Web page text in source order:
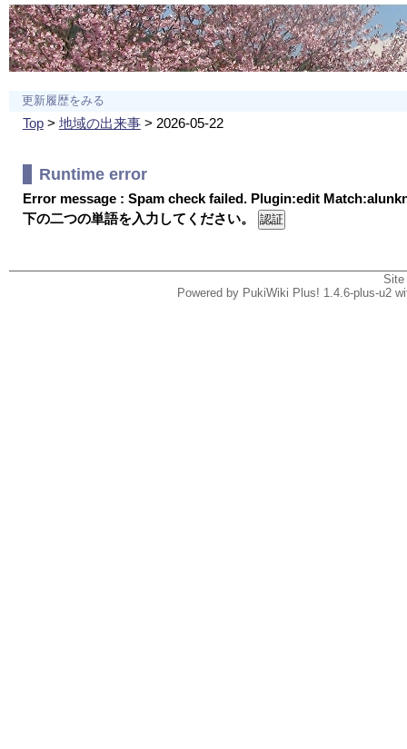
更新履歴をみる
Top> 地域の出来事> 2026-05-22
Runtime error
Error message : Spam check failed. Plugin:edit
下の二つの単語を入力してください。
Powered by PukiWiki Plus! 1.4.6-plus-u2